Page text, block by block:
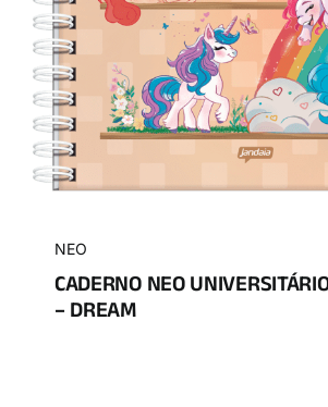
NEO
CADERNO NEO
– DREAM